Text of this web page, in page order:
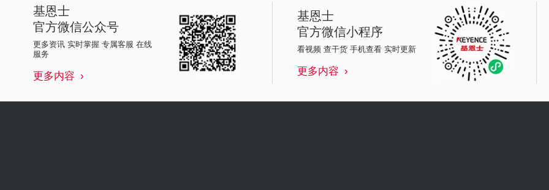
基恩士
官方微信公众号
更多资讯 实时掌握 专属客服 在线
服务
更多内容
基恩士
官方微信小程序
看视频 查干货 手机查看 实时更新
更多内容